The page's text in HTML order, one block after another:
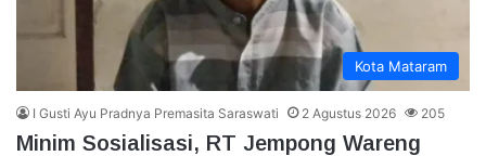
Kota Mataram
I Gusti Ayu Pradnya Premasita Saraswati 2 Agustus 2026 205
Minim Sosialisasi, RT Jempong Wareng